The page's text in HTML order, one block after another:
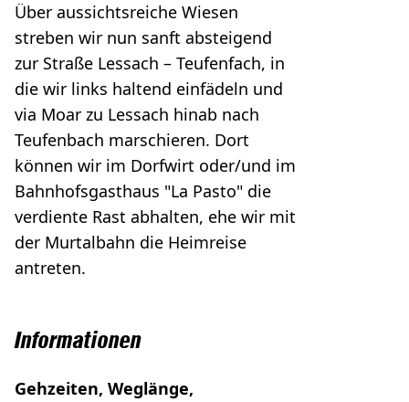
Über aussichtsreiche Wiesen
streben wir nun sanft absteigend
zur Straße Lessach – Teufenfach, in
die wir links haltend einfädeln und
via Moar zu Lessach hinab nach
Teufenbach marschieren. Dort
können wir im Dorfwirt oder/und im
Bahnhofsgasthaus "La Pasto" die
verdiente Rast abhalten, ehe wir mit
der Murtalbahn die Heimreise
antreten.
Informationen
Gehzeiten, Weglänge,